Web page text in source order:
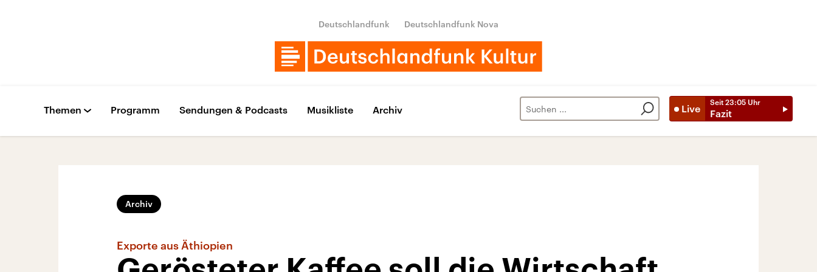
Deutschlandfunk Deutschlandfunk Nova
Live
Seit 23:05 Uhr
Fazit
Themen Programm Sendungen & Podcasts Musikliste Archiv
Archiv
Exporte aus Äthiopien